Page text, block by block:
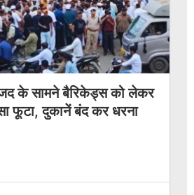
के सामने बैरिकेड्स को लेकर
फूटा, दुकानें बंद कर धरना